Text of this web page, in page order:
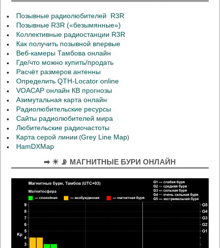
Позывные радиолюбителей R3R
Позывные R3R («безымянные»)
Коллективные радиостанции R3R
Как получить позывной впервые
Веб-камеры Тамбова онлайн
Где/что можно купить/продать
Расчёт размеров антенны
Определить QTH-Locator online
VOACAP онлайн КВ прогнозы
Азимутальная карта онлайн
Радиолюбительские ресурсы
Сайты радиолюбителей мира
Любительские радиочастоты
Карта серой линии (Grey Line Map)
HamDXMap
➡ ☀ 📡 МАГНИТНЫЕ БУРИ ОНЛАЙН